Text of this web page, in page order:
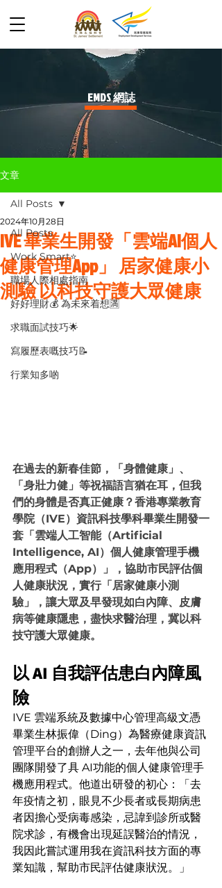
​EMDS 網誌
文章
All Posts
Work Smart⭐️
職場人際相處指南
好好理財💰 為未來着想🈵
求職面試技巧🌟
寫履歷表嘅技巧📝
行業知多啲
All Posts
IVE 畢業生開發「雲端AI個人
健康管理App」 居家健康小
測驗 以科技守護大眾健康
2024年10月28日
在過去的新春佳節，「身體健康」、
「身壯力健」等祝福語言猶在耳，但我
們的身體是否真正健康？香港專業教育
學院（IVE）資訊科技學科畢業生開發一
套「雲端人工智能（Artificial
Intelligence, AI）個人健康管理手機
應用程式（App）」，協助市民評估個
人健康狀況，實行「居家健康小測
驗」，讓大眾及早發現如白內障、皮膚
病等健康隱患，盡快求醫治理，冀以科
技守護大眾健康。
以 AI 自我評估患白內障風
險
IVE 雲端系統及數據中心管理高級文憑
畢業生林振偉（Ding）為醫療健康資訊
管理平台的創辦人之一，去年他與公司
團隊開發了具 AI功能的個人健康管理手
機應用程式。他道出研發的初心：「去
年疫情之初，眼見不少長者或長期病患
者因擔心受病毒感染，忌諱到診所或醫
院求診，有機會出現延誤醫治的情況，
我因此嘗試運用我在資訊科技方面的專
業知識，幫助市民評估健康狀況。」